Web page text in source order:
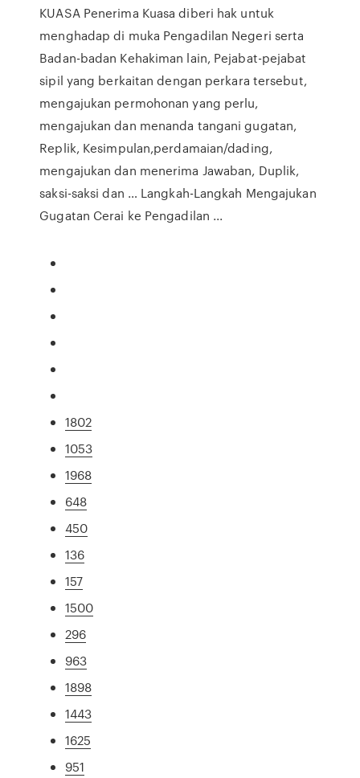
KUASA Penerima Kuasa diberi hak untuk
menghadap di muka Pengadilan Negeri serta
Badan-badan Kehakiman lain, Pejabat-pejabat
sipil yang berkaitan dengan perkara tersebut,
mengajukan permohonan yang perlu,
mengajukan dan menanda tangani gugatan,
Replik, Kesimpulan,perdamaian/dading,
mengajukan dan menerima Jawaban, Duplik,
saksi-saksi dan … Langkah-Langkah Mengajukan
Gugatan Cerai ke Pengadilan ...
1802
1053
1968
648
450
136
157
1500
296
963
1898
1443
1625
951